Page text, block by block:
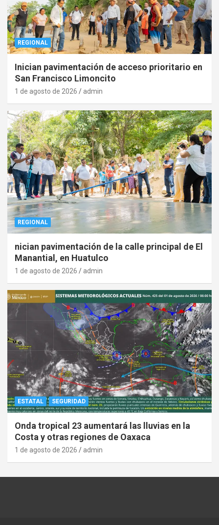
REGIONAL
Inician pavimentación de acceso prioritario en
San Francisco Limoncito
1 de agosto de 2026 admin
REGIONAL
nician pavimentación de la calle principal de El
Manantial, en Huatulco
1 de agosto de 2026 admin
ESTATAL SEGURIDAD
Onda tropical 23 aumentará las lluvias en la
Costa y otras regiones de Oaxaca
1 de agosto de 2026 admin